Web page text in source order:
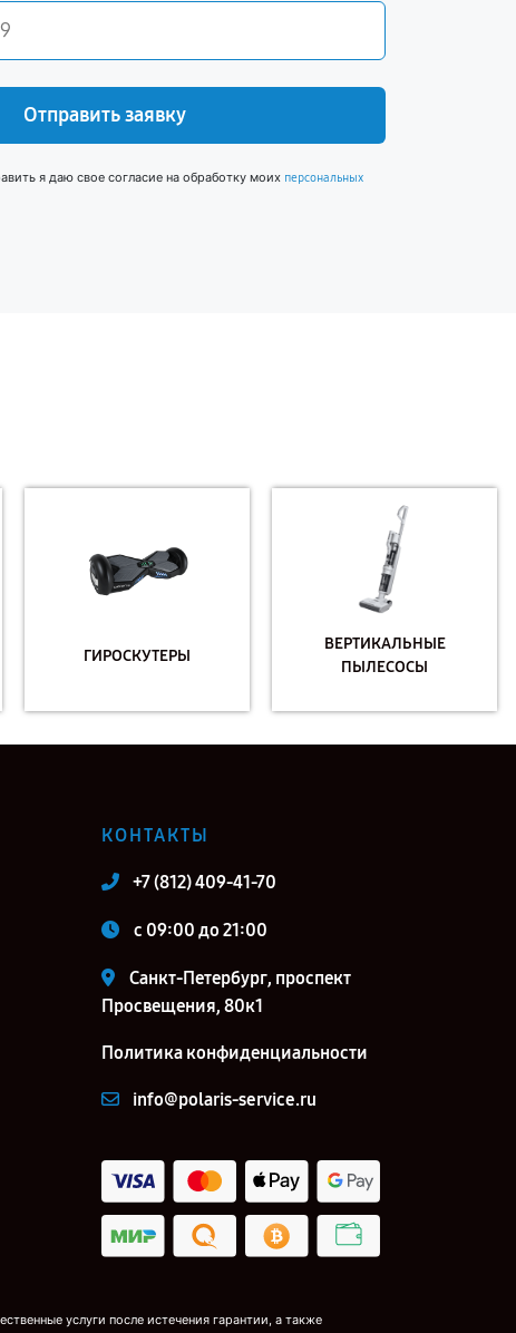
Отправить заявку
я даю свое согласие на обработку моих персональных
ГИРОСКУТЕРЫ
ВЕРТИКАЛЬНЫЕ
ПЫЛЕСОСЫ
КОНТАКТЫ
+7 (812) 409-41-70
c 09:00 до 21:00
Санкт-Петербург, проспект
Просвещения, 80к1
Политика конфиденциальности
info@polaris-service.ru
услуги после истечения гарантии, а также